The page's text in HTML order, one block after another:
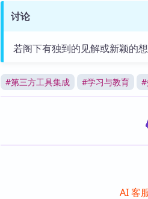
讨论
若阁下有独到的见解或新颖的
#第三方工具集成 #学习与教育 #
AI 客